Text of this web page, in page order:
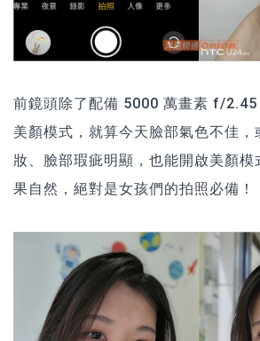
前鏡頭除了配備 5000 萬畫素 f/2.45
美顏模式，就算今天臉部氣色不佳，
妝、臉部瑕疵明顯，也能開啟美顏模
果自然，絕對是女孩們的拍照必備！